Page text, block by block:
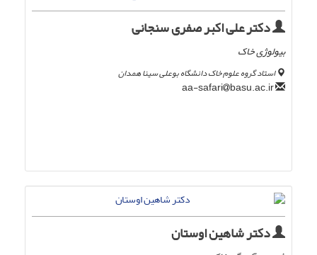
دکتر علی اکبر صفری سنجانی
بیولوژی خاک
استاد گروه علوم خاک دانشگاه بوعلی سینا همدان
basu.ac.ir
دکتر شاهین اوستان